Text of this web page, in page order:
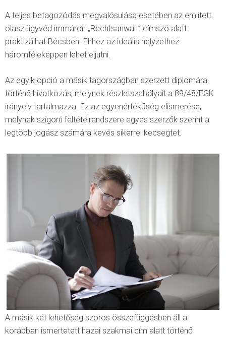
A teljes betagozódás megvalósulása esetében az említett
olasz ügyvéd immáron „Rechtsanwalt” címszó alatt
praktizálhat Bécsben. Ehhez az ideális helyzethez
háromféleképpen lehet eljutni.
Az egyik opció a másik tagországban szerzett diplomára
történő hivatkozás, melynek részletszabályait a 89/48/EGK
irányelv tartalmazza. Ez az egyenértékűség elismerése,
melynek szigorú feltételrendszere egyes szerzők szerint a
legtöbb jogász számára kevés sikerrel kecsegtet.
A másik két lehetőség szoros összefüggésben áll a
korábban ismertetett hazai szakmai cím alatt történő